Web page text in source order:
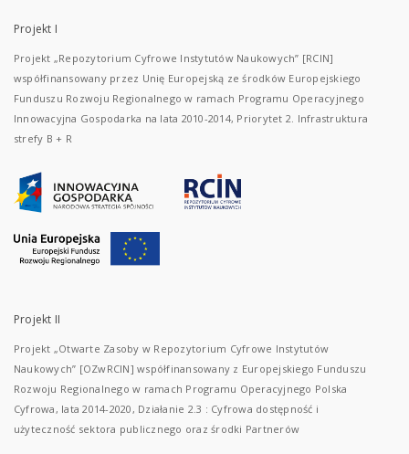
Projekt I
Projekt „Repozytorium Cyfrowe Instytutów Naukowych” [RCIN]
współfinansowany przez Unię Europejską ze środków Europejskiego
Funduszu Rozwoju Regionalnego w ramach Programu Operacyjnego
Innowacyjna Gospodarka na lata 2010-2014, Priorytet 2. Infrastruktura
strefy B + R
Projekt II
Projekt „Otwarte Zasoby w Repozytorium Cyfrowe Instytutów
Naukowych” [OZwRCIN] współfinansowany z Europejskiego Funduszu
Rozwoju Regionalnego w ramach Programu Operacyjnego Polska
Cyfrowa, lata 2014-2020, Działanie 2.3 : Cyfrowa dostępność i
użyteczność sektora publicznego oraz środki Partnerów